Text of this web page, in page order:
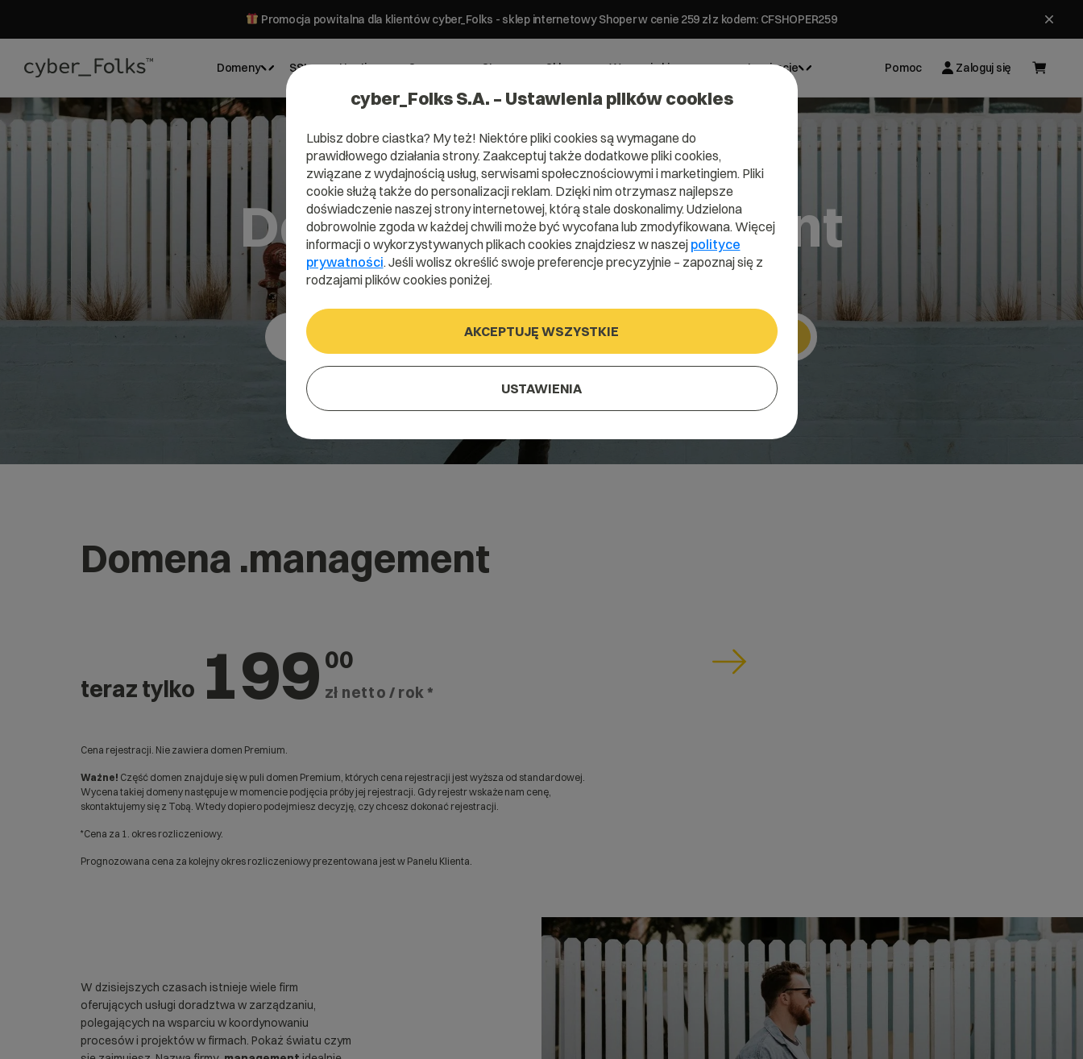
Promocja powitalna dla klientów cyber_Folks - sklep internetowy Shoper w cenie 259 zł z kodem: CFSHOPER259
Domeny SSL Hosting Serwery Strony Sklepy Wsparcie biznesowe Inspiracje Pomoc Zaloguj się
Domena .management
Działaj na korzyść marki!
.management
Domena .management
teraz tylko 199 00
zł netto / rok *
Cena rejestracji. Nie zawiera domen Premium.
Ważne! Część domen znajduje się w puli domen Premium, których cena rejestracji jest wyższa od standardowej.
Wycena takiej domeny następuje w momencie podjęcia próby jej rejestracji. Gdy rejestr wskaże nam cenę,
skontaktujemy się z Tobą. Wtedy dopiero podejmiesz decyzję, czy chcesz dokonać rejestracji.
*Cena za 1. okres rozliczeniowy.
Prognozowana cena za kolejny okres rozliczeniowy prezentowana jest w Panelu Klienta.
W dzisiejszych czasach istnieje wiele firm
oferujących usługi doradztwa w zarządzaniu,
polegających na wsparciu w koordynowaniu
procesów i projektów w firmach. Pokaż światu czym
cyber_Folks S.A. – Ustawienia plików cookies
Lubisz dobre ciastka? My też! Niektóre pliki cookies są wymagane do
prawidłowego działania strony. Zaakceptuj także dodatkowe pliki cookies,
związane z wydajnością usług, serwisami społecznościowymi i marketingiem. Pliki
cookie służą także do personalizacji reklam. Dzięki nim otrzymasz najlepsze
doświadczenie naszej strony internetowej, którą stale doskonalimy. Udzielona
dobrowolnie zgoda w każdej chwili może być wycofana lub zmodyfikowana. Więcej
informacji o wykorzystywanych plikach cookies znajdziesz w naszej polityce
prywatności. Jeśli wolisz określić swoje preferencje precyzyjnie – zapoznaj się z
rodzajami plików cookies poniżej.
AKCEPTUJĘ WSZYSTKIE
USTAWIENIA